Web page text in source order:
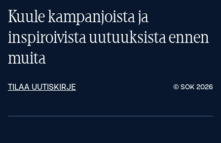
Kuule kampanjoista ja
inspiroivista uutuuksista ennen
muita
TILAA UUTISKIRJE © SOK 2026